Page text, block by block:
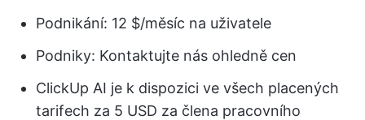
Podnikání: 12 $/měsíc na uživatele
Podniky: Kontaktujte nás ohledně cen
ClickUp AI je k dispozici ve všech placených
tarifech za 5 USD za člena pracovního